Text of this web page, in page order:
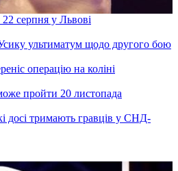
серпня у Львові
ультиматум щодо другого бою
операцію на коліні
пройти 20 листопада
досі тримають гравців у СНД-